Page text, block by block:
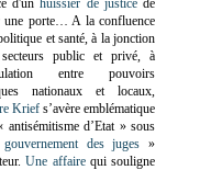
une porte… A la confluence
et santé, à la jonction
public et privé, à
entre pouvoirs
nationaux et locaux,
Krief s’avère emblématique
antisémitisme d’Etat » sous
gouvernement des juges »
Une affairequi souligne